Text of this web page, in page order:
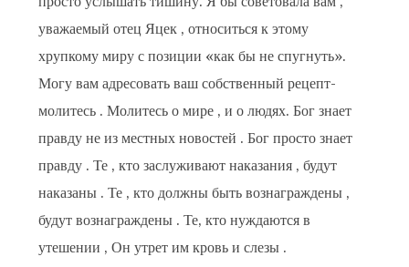
уважаемый отец Яцек , относиться к этому
хрупкому миру с позиции «как бы не спугнуть».
Могу вам адресовать ваш собственный рецепт-
молитесь . Молитесь о мире , и о людях. Бог знает
правду не из местных новостей . Бог просто знает
правду . Те , кто заслуживают наказания , будут
наказаны . Те , кто должны быть вознаграждены ,
будут вознаграждены . Те, кто нуждаются в
утешении , Он утрет им кровь и слезы .